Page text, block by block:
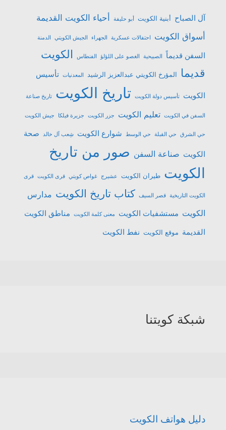
آل الصباح أبنية الكويت أبو حليفة
أحياء الكويت القديمة
أسواق الكويت
احتفالات عسكرية الجهراء الجيش الكويتي الدمنة
السفن قديماً الصبيحية الغصو على اللؤلؤ الفنطاس
الكويت
قديما
المؤرخ الكويتي عبدالعزيز الرشيد المعدنيات تأسيس
الكويت تأسيس دولة الكويت تاريخ الكويت تاريخ صناعة
السفن في الكويت تعليم الكويت جزر الكويت جزيرة فيلكا جيش الكويت
حي الشرق حي القبلة حي الوسط شوارع الكويت شِعب آل خالد صحة
الكويت صناعة السفن صور من تاريخ
الكويت طيران الكويت عشیرج غواص كويتي قرى الكويت قرى
الكويت التاريخية قصر السيف كتاب تاريخ الكويت مدارس
الكويت مستشفيات الكويت معنى كلمة الكويت مناطق الكويت
القديمة موقع الكويت نفط الكويت
شبكة كويتنا
دليل هواتف الكويت